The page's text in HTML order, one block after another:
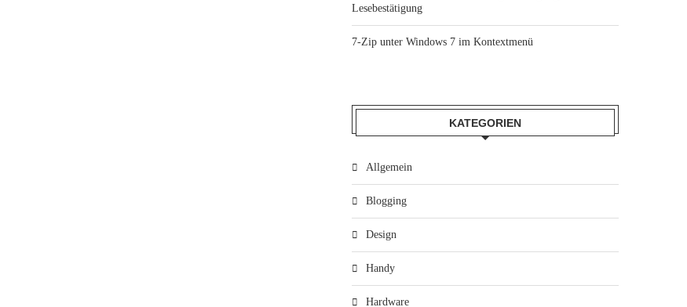
Lesebestätigung
7-Zip unter Windows 7 im Kontextmenü
KATEGORIEN
Allgemein
Blogging
Design
Handy
Hardware